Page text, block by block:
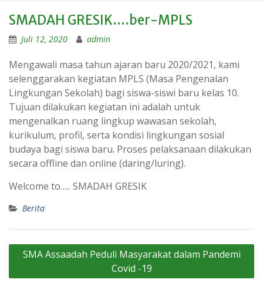
SMADAH GRESIK….ber-MPLS
Juli 12, 2020 admin
Mengawali masa tahun ajaran baru 2020/2021, kami
selenggarakan kegiatan MPLS (Masa Pengenalan
Lingkungan Sekolah) bagi siswa-siswi baru kelas 10.
Tujuan dilakukan kegiatan ini adalah untuk
mengenalkan ruang lingkup wawasan sekolah,
kurikulum, profil, serta kondisi lingkungan sosial
budaya bagi siswa baru. Proses pelaksanaan dilakukan
secara offline dan online (daring/luring).
Welcome to….. SMADAH GRESIK
Berita
Navigasi
SMA Assaadah Peduli Masyarakat dalam Pandemi
Covid -19